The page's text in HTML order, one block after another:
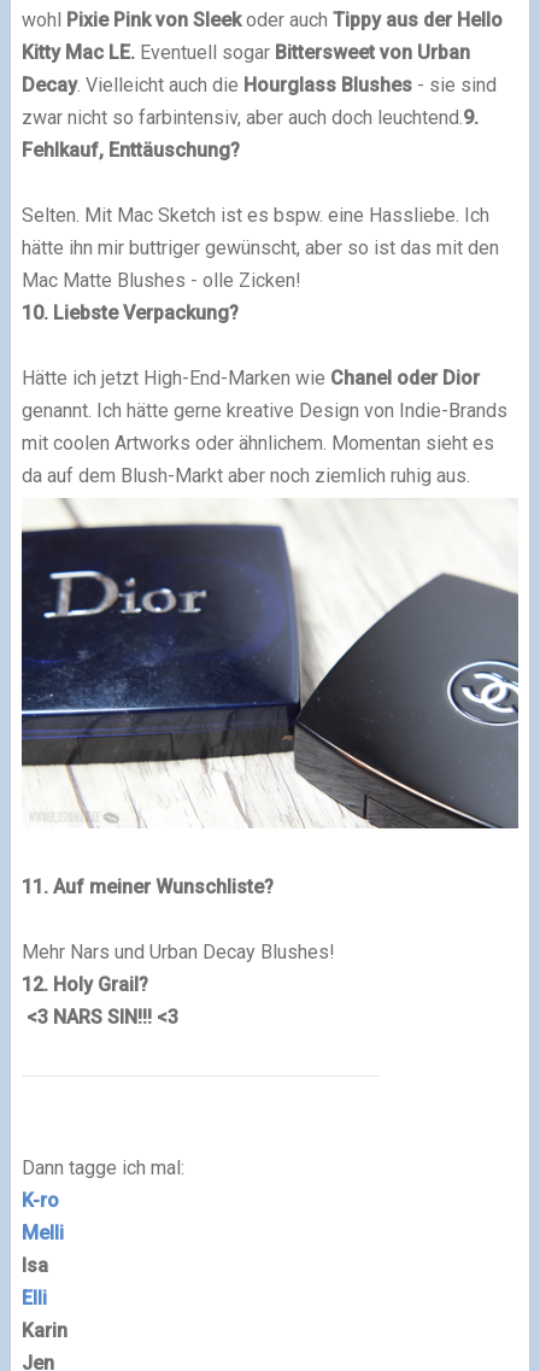
wohl Pixie Pink von Sleekoder auch Tippy aus der Hello
Kitty Mac LE.Eventuell sogar Bittersweet von Urban
Decay. Vielleicht auch die Hourglass Blushes- sie sind
zwar nicht so farbintensiv, aber auch doch leuchtend.9.
Fehlkauf, Enttäuschung?
Selten. Mit Mac Sketch ist es bspw. eine Hassliebe. Ich
hätte ihn mir buttriger gewünscht, aber so ist das mit den
Mac Matte Blushes - olle Zicken!
10. Liebste Verpackung?
Hätte ich jetzt High-End-Marken wie Chanel oder Dior
genannt. Ich hätte gerne kreative Design von Indie-Brands
mit coolen Artworks oder ähnlichem. Momentan sieht es
da auf dem Blush-Markt aber noch ziemlich ruhig aus.
11. Auf meiner Wunschliste?
Mehr Nars und Urban Decay Blushes!
12. Holy Grail?
<3 NARS SIN!!! <3
Dann tagge ich mal:
K-ro
Melli
Isa
Elli
Karin
Jen